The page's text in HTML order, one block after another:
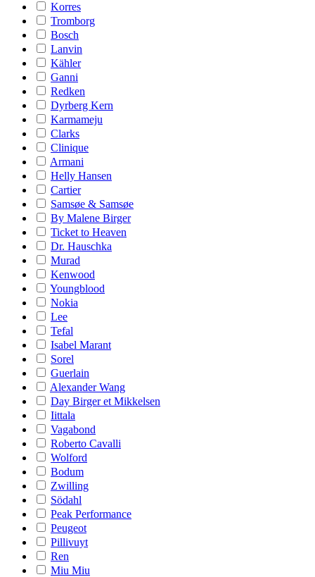
Korres
Tromborg
Bosch
Lanvin
Kähler
Ganni
Redken
Dyrberg Kern
Karmameju
Clarks
Clinique
Armani
Helly Hansen
Cartier
Samsøe & Samsøe
By Malene Birger
Ticket to Heaven
Dr. Hauschka
Murad
Kenwood
Youngblood
Nokia
Lee
Tefal
Isabel Marant
Sorel
Guerlain
Alexander Wang
Day Birger et Mikkelsen
Iittala
Vagabond
Roberto Cavalli
Wolford
Bodum
Zwilling
Södahl
Peak Performance
Peugeot
Pillivuyt
Ren
Miu Miu